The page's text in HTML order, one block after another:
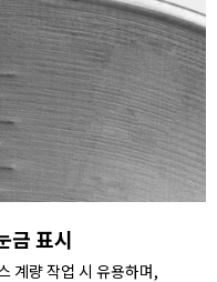
금 표시
계량 작업 시 유용하며,